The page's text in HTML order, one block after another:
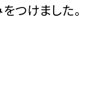
つけました。